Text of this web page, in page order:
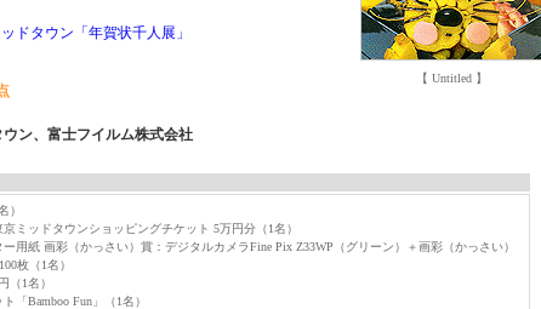
ドタウン「年賀状千人展」
ン、富士フイルム株式会社
【 Untitled 】
）
ミッドタウンショッピングチケット 5万円分（1名）
用紙 画彩（かっさい）賞：デジタルカメラFine Pix Z33WP（グリーン）＋画彩（かっさい）
枚（1名）
（1名）
「Bamboo Fun」（1名）